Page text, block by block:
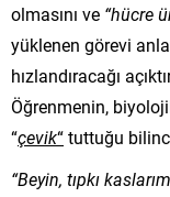
olmasını ve “hücre
yüklenen görevi
hızlandıracağı
Öğrenmenin,
“çevik“tuttuğu
“Beyin, tıpkı